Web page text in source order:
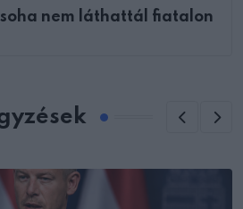
soha nem láthattál fiatalon